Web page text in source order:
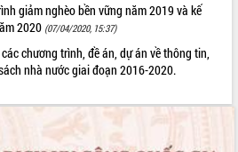
giảm nghèo bền vững năm 2019 và kế
2020 (07/04/2020, 15:37)
chương trình, đề án, dự án về thông tin,
nhà nước giai đoạn 2016-2020.